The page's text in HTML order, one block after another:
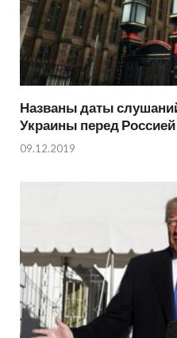
Названы даты
Украины перед
09.12.2019